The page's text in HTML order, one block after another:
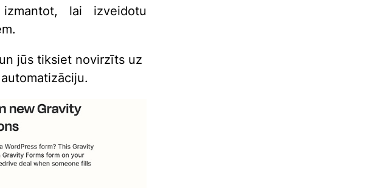
lai izveidotu
jūs tiksiet novirzīts uz